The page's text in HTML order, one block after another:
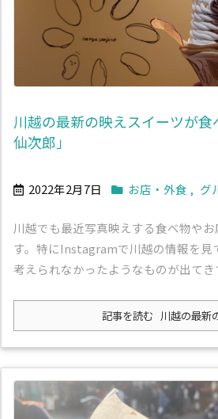
川越の最新の映えスイーツが
仙次郎」
2022年2月7日 お店・外食 , グ
川越でも最近写真映えする食べ物や
す。特にInstagramで川越の情報を見
考えられなかったようなものが出てき
記事を読む 川越の最新